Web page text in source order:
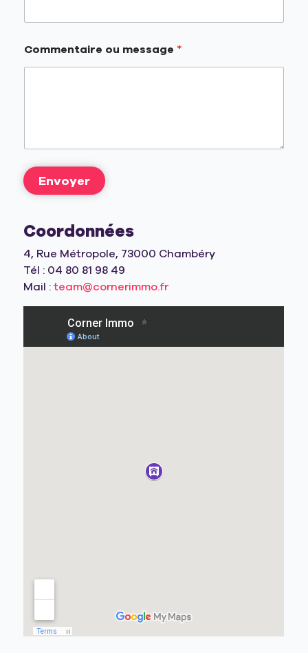
Commentaire ou message *
Envoyer
Coordonnées
4, Rue Métropole, 73000 Chambéry
Tél : 04 80 81 98 49
Mail :team@cornerimmo.fr